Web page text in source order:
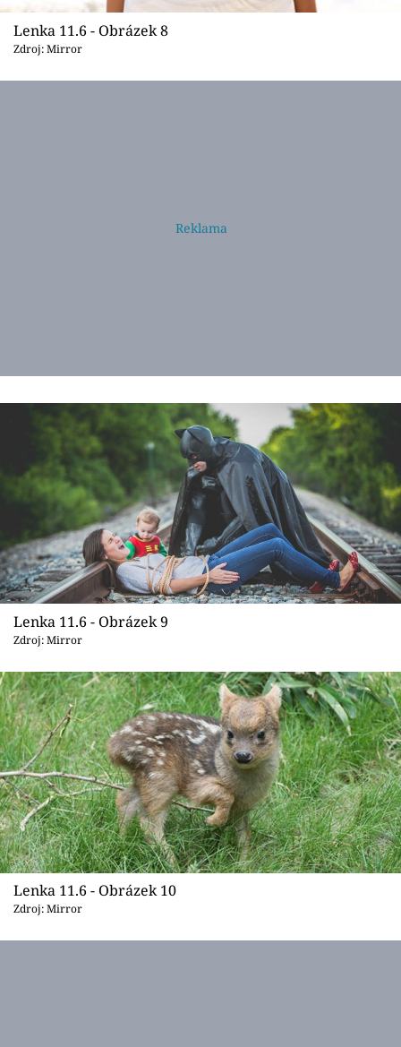
Lenka 11.6 - Obrázek 8
Zdroj: Mirror
Lenka 11.6 - Obrázek 9
Zdroj: Mirror
Lenka 11.6 - Obrázek 10
Zdroj: Mirror